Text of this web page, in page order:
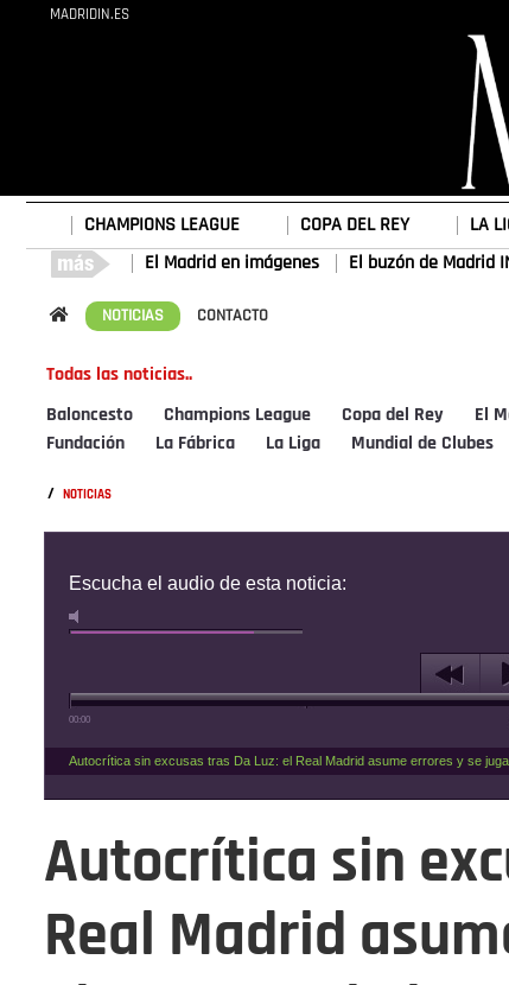
MADRIDIN.ES
CHAMPIONS LEAGUE COPA DEL REY LA
El Madrid en imágenes El buzón de Madrid
NOTICIAS CONTACTO
Todas las noticias..
Baloncesto Champions League Copa del Rey El
Fundación
La Fábrica La Liga Mundial de Clubes
/ NOTICIAS
Escucha el audio de esta noticia:
00:00
Autocrítica sin excusas tras Da Luz: el Real Madrid asume errores y se
Autocrítica sin
Real Madrid